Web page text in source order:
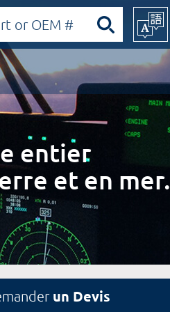
entier
et en mer.
un Devis